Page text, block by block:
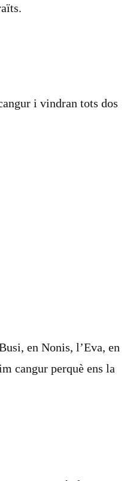
i vindran tots dos
en Nonis, l’Eva, en
cangur perquè ens la